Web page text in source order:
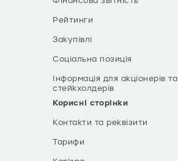
Рейтинги
Закупівлі
Соціальна позиція
Інформація для акціонерів та
стейкхолдерів
Корисні сторінки
Контакти та реквізити
Тарифи